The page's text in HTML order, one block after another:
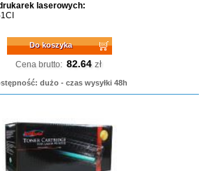
laserowych:
Do koszyka
Cena brutto: 82.64 zł
dużo - czas wysyłki 48h